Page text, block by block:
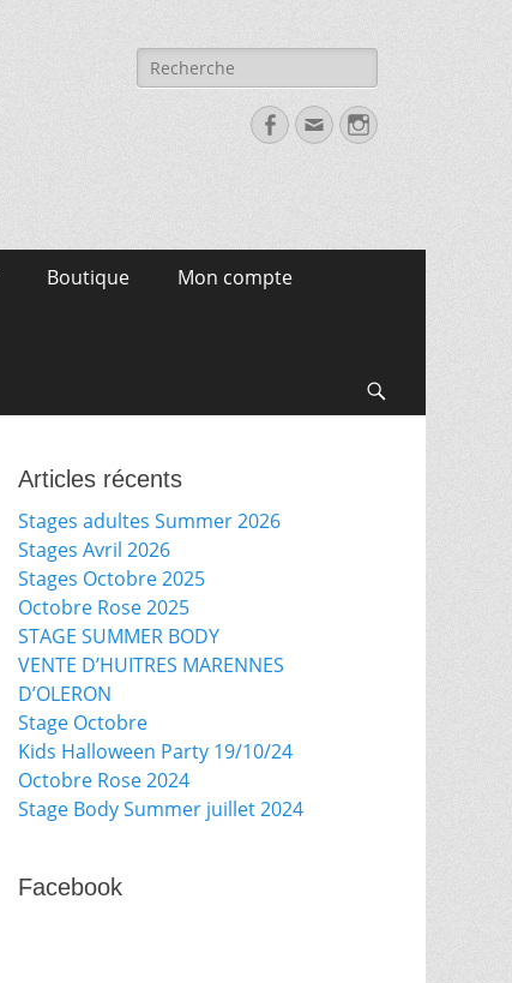
Recherche
pour:
Facebook
EmailInstagram
Boutique Mon compte
Articles récents
Stages adultes Summer 2026
Stages Avril 2026
Stages Octobre 2025
Octobre Rose 2025
STAGE SUMMER BODY
VENTE D’HUITRES MARENNES
D’OLERON
Stage Octobre
Kids Halloween Party 19/10/24
Octobre Rose 2024
Stage Body Summer juillet 2024
Facebook